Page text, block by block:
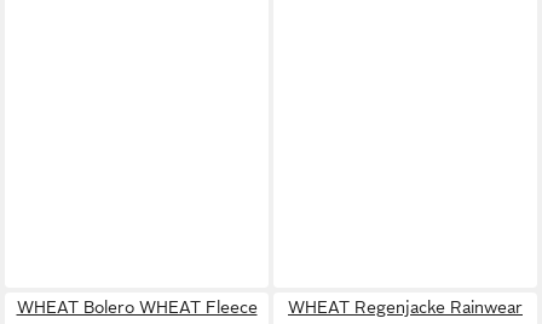
WHEAT Bolero WHEAT Fleece
WHEAT Regenjacke Rainwear